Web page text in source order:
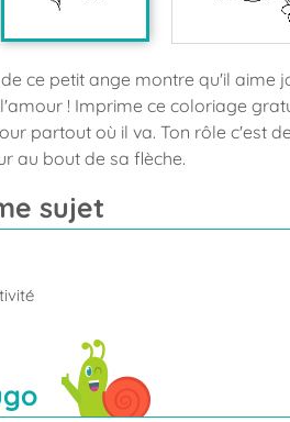
ce petit ange montre qu'il aime
! Imprime ce coloriage
partout où il va. Ton rôle c'est
au bout de sa flèche.
sujet